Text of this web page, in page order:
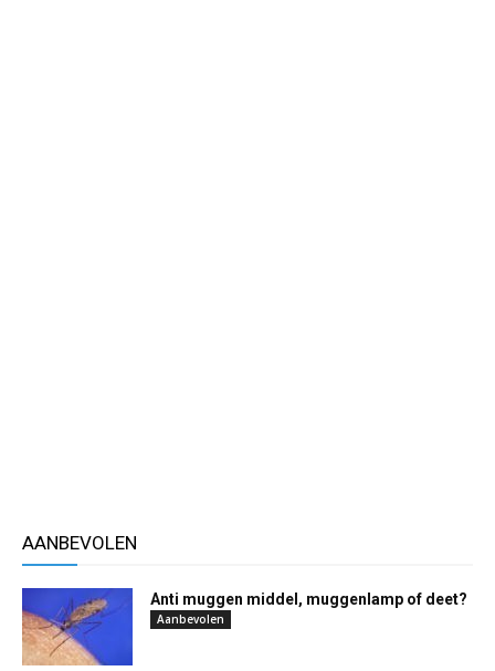
AANBEVOLEN
Anti muggen middel, muggenlamp of deet?
Aanbevolen